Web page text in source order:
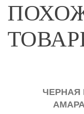
ЧЕРНАЯ